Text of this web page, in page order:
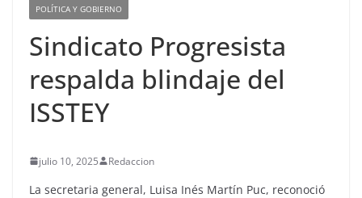
POLÍTICA Y GOBIERNO
Sindicato Progresista
respalda blindaje del
ISSTEY
julio 10, 2025 Redaccion
La secretaria general, Luisa Inés Martín Puc, reconoció